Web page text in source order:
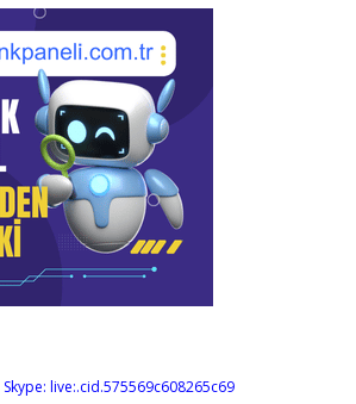
Skype: live:.cid.575569c608265c69